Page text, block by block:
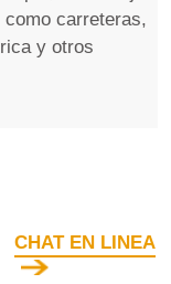
carreteras,
y otros
CHAT EN LINEA